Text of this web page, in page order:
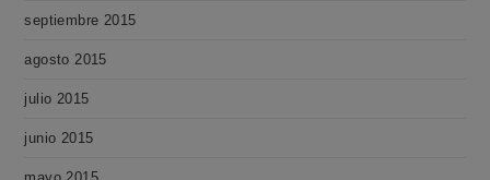
septiembre 2015
agosto 2015
julio 2015
junio 2015